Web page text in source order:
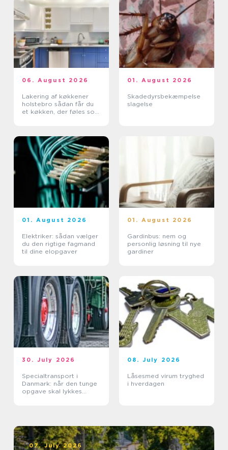
06. August 2026
Lakering af køkkener
holstebro sådan får du
et køkken, der føles som
01. August 2026
Skadedyrsbekæmpelse
slagelse
01. August 2026
Elektriker: sådan vælger
du den rigtige fagmand
til dine elopgaver
01. August 2026
Gardinbus: nem og
personlig løsning til nye
gardiner
30. July 2026
Specialtransport i
Danmark: når den tunge
opgave skal lykkes
08. July 2026
Låsesmed virum tryghed
i hverdagen
07. July 2026